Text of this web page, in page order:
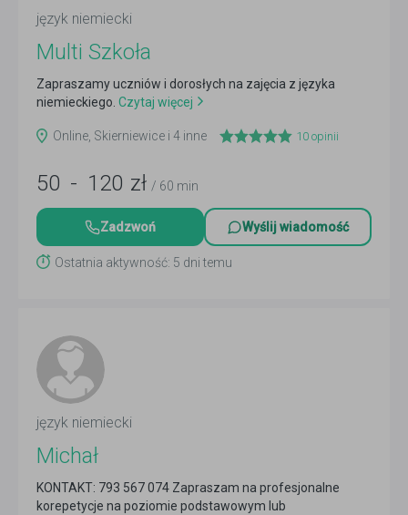
język niemiecki
Multi Szkoła
Zapraszamy uczniów i dorosłych na zajęcia z języka
niemieckiego. Czytaj więcej
Online, Skierniewice i 4 inne 10 opinii
50 - 120 zł / 60 min
Zadzwoń Wyślij wiadomość
Ostatnia aktywność: 5 dni temu
język niemiecki
Michał
KONTAKT: 793 567 074 Zapraszam na profesjonalne
korepetycje na poziomie podstawowym lub